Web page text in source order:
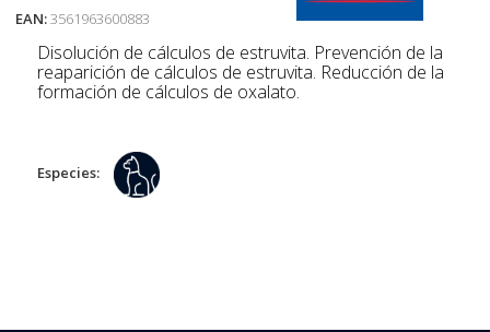
EAN:3561963600883
Disolución de cálculos de estruvita. Prevención de la
reaparición de cálculos de estruvita. Reducción de la
formación de cálculos de oxalato.
Especies: